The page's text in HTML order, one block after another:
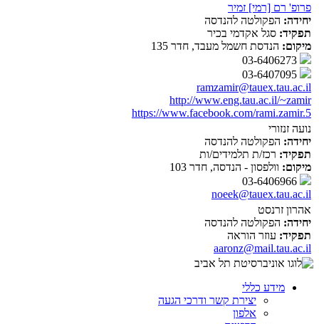
פרופ' רם [רמי] זמיר
יחידה: הפקולטה להנדסה
תפקיד: סגל אקדמי בכיר
מיקום: הנדסת חשמל מעבד, חדר 135
ramzamir@tauex.tau.ac.il
http://www.eng.tau.ac.il/~zamir
https://www.facebook.com/rami.zamir.5
נועה זנזורי
יחידה: הפקולטה להנדסה
תפקיד: רכז/ת תלמידים/ות
מיקום: וולפסון - הנדסה, חדר 103
noeek@tauex.tau.ac.il
אהרון זרנסט
יחידה: הפקולטה להנדסה
תפקיד: עוזר הוראה
aaronz@mail.tau.ac.il
מידע כללי
יצירת קשר ודרכי הגעה
אלפון